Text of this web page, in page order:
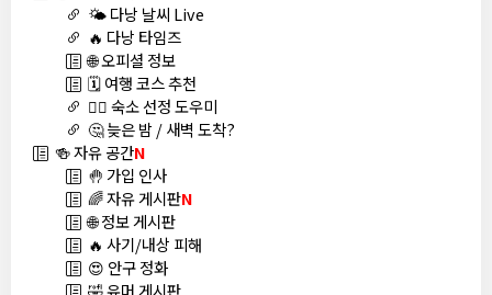
🌤️ 다낭 날씨 Live
🔥 다낭 타임즈
🌐 오피셜 정보
🗓️ 여행 코스 추천
🏊‍♀️ 숙소 선정 도우미
🤔 늦은 밤 / 새벽 도착?
🍻 자유 공간N
🤚 가입 인사
🌈 자유 게시판N
🌐 정보 게시판
🔥 사기/내상 피해
😍 안구 정화
🤣 유머 게시판